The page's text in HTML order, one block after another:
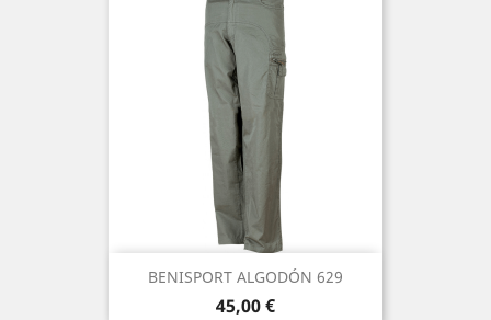
BENISPORT ALGODÓN 629
Precio
45,00 €